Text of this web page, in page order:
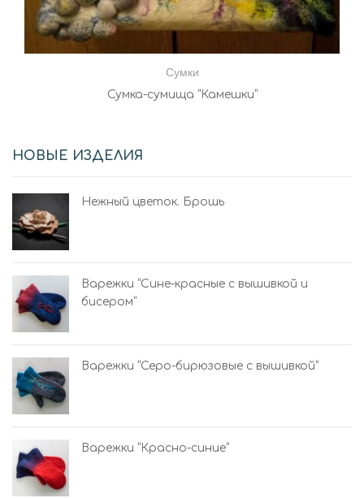
Сумки
Сумка-сумища “Камешки”
НОВЫЕ ИЗДЕЛИЯ
Нежный цветок. Брошь
Варежки “Сине-красные с вышивкой и
бисером”
Варежки “Серо-бирюзовые с вышивкой”
Варежки “Красно-синие”